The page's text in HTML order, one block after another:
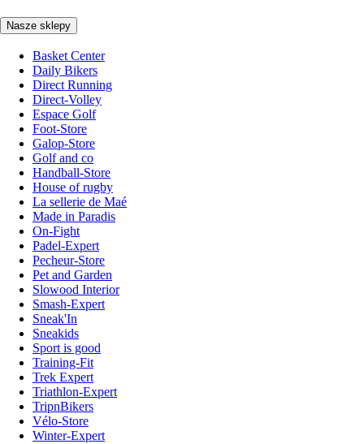
Nasze sklepy
Basket Center
Daily Bikers
Direct Running
Direct-Volley
Espace Golf
Foot-Store
Galop-Store
Golf and co
Handball-Store
House of rugby
La sellerie de Maé
Made in Paradis
On-Fight
Padel-Expert
Pecheur-Store
Pet and Garden
Slowood Interior
Smash-Expert
Sneak'In
Sneakids
Sport is good
Training-Fit
Trek Expert
Triathlon-Expert
TripnBikers
Vélo-Store
Winter-Expert